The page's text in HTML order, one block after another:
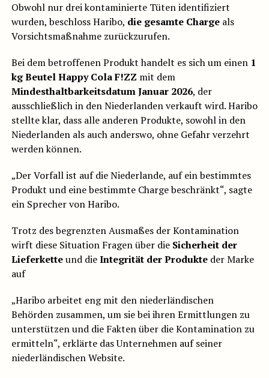
Obwohl nur drei kontaminierte Tüten identifiziert
wurden, beschloss Haribo, die gesamte Chargeals
Vorsichtsmaßnahme zurückzurufen.
Bei dem betroffenen Produkt handelt es sich um einen 1
kg Beutel Happy Cola F!ZZ mit dem
Mindesthaltbarkeitsdatum Januar 2026, der
ausschließlich in den Niederlanden verkauft wird. Haribo
stellte klar, dass alle anderen Produkte, sowohl in den
Niederlanden als auch anderswo, ohne Gefahr verzehrt
werden können.
„Der Vorfall ist auf die Niederlande, auf ein bestimmtes
Produkt und eine bestimmte Charge beschränkt“, sagte
ein Sprecher von Haribo.
Trotz des begrenzten Ausmaßes der Kontamination
wirft diese Situation Fragen über die Sicherheit der
Lieferketteund dieIntegrität der Produkte der Marke
auf
„Haribo arbeitet eng mit den niederländischen
Behörden zusammen, um sie bei ihren Ermittlungen zu
unterstützen und die Fakten über die Kontamination zu
ermitteln“, erklärte das Unternehmen auf seiner
niederländischen Website.